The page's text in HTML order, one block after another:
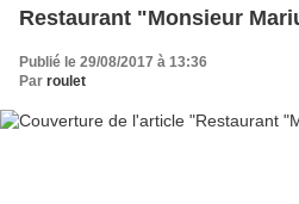
Restaurant "Monsieur
Publié le 29/08/2017 à 13:36
Par roulet